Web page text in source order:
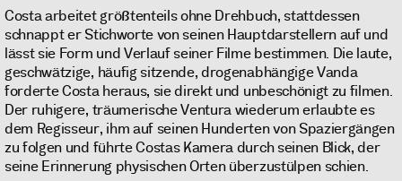
Costa arbeitet größtenteils ohne Drehbuch, stattdessen
schnappt er Stichworte von seinen Hauptdarstellern auf und
lässt sie Form und Verlauf seiner Filme bestimmen. Die laute,
geschwätzige, häufig sitzende, drogenabhängige Vanda
forderte Costa heraus, sie direkt und unbeschönigt zu filmen.
Der ruhigere, träumerische Ventura wiederum erlaubte es
dem Regisseur, ihm auf seinen Hunderten von Spaziergängen
zu folgen und führte Costas Kamera durch seinen Blick, der
seine Erinnerung physischen Orten überzustülpen schien.